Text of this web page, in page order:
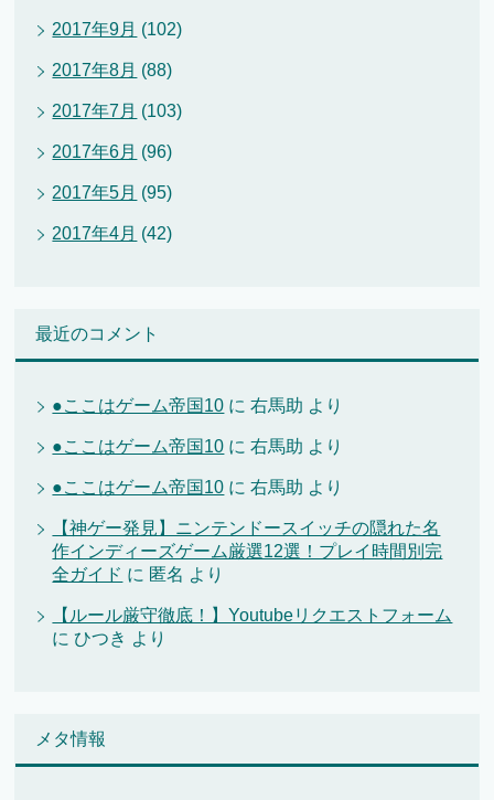
2017年9月 (102)
2017年8月 (88)
2017年7月 (103)
2017年6月 (96)
2017年5月 (95)
2017年4月 (42)
最近のコメント
●ここはゲーム帝国10 に右馬助 より
●ここはゲーム帝国10 に右馬助 より
●ここはゲーム帝国10 に右馬助 より
【神ゲー発見】ニンテンドースイッチの隠れた名
作インディーズゲーム厳選12選！プレイ時間別完
全ガイド に 匿名 より
【ルール厳守徹底！】Youtubeリクエストフォーム
にひつき より
メタ情報